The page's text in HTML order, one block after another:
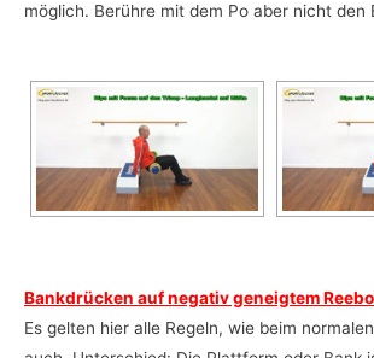
möglich. Berühre mit dem Po aber nicht den
Bankdrücken auf negativ geneigtem
Es gelten hier alle Regeln, wie beim